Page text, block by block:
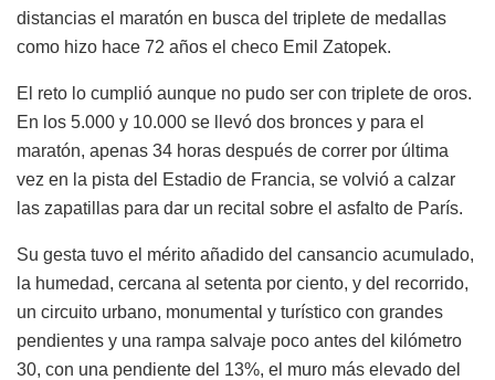
distancias el maratón en busca del triplete de medallas
como hizo hace 72 años el checo Emil Zatopek.
El reto lo cumplió aunque no pudo ser con triplete de oros.
En los 5.000 y 10.000 se llevó dos bronces y para el
maratón, apenas 34 horas después de correr por última
vez en la pista del Estadio de Francia, se volvió a calzar
las zapatillas para dar un recital sobre el asfalto de París.
Su gesta tuvo el mérito añadido del cansancio acumulado,
la humedad, cercana al setenta por ciento, y del recorrido,
un circuito urbano, monumental y turístico con grandes
pendientes y una rampa salvaje poco antes del kilómetro
30, con una pendiente del 13%, el muro más elevado del